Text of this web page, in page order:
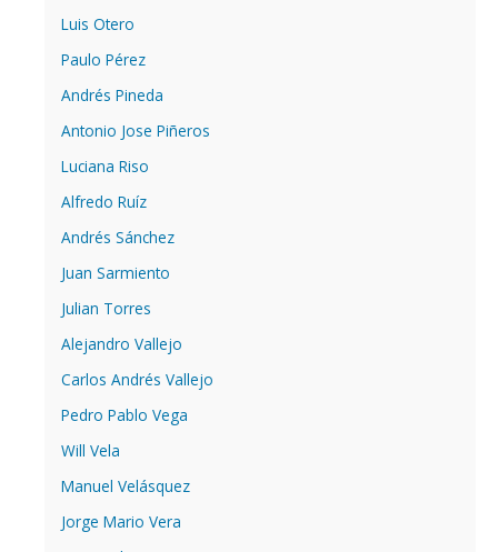
Luis Otero
Paulo Pérez
Andrés Pineda
Antonio Jose Piñeros
Luciana Riso
Alfredo Ruíz
Andrés Sánchez
Juan Sarmiento
Julian Torres
Alejandro Vallejo
Carlos Andrés Vallejo
Pedro Pablo Vega
Will Vela
Manuel Velásquez
Jorge Mario Vera